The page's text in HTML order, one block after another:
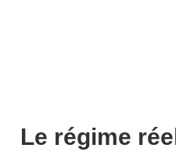
Le régime